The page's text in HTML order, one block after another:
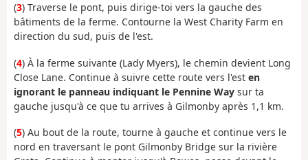
(3) Traverse le pont, puis dirige-toi vers la gauche des
bâtiments de la ferme. Contourne la West Charity Farm en
direction du sud, puis de l'est.
(4) À la ferme suivante (Lady Myers), le chemin devient Long
Close Lane. Continue à suivre cette route vers l'est en
ignorant le panneau indiquant le Pennine Way sur ta
gauche jusqu'à ce que tu arrives à Gilmonby après 1,1 km.
(5) Au bout de la route, tourne à gauche et continue vers le
nord en traversant le pont Gilmonby Bridge sur la rivière